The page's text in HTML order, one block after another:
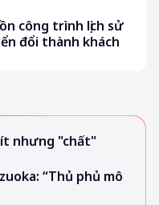
công trình lịch sử
đổi thành khách
ít nhưng "chất"
“Thủ phủ mô